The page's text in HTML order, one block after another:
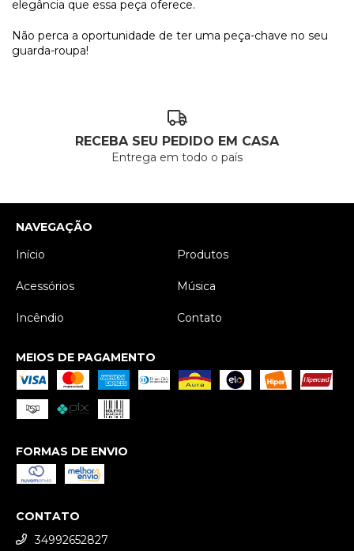
elegância que essa peça oferece.
Não perca a oportunidade de ter uma peça-chave no seu
guarda-roupa!
RECEBA SEU PEDIDO EM CASA
Entrega em todo o país
NAVEGAÇÃO
Início
Produtos
Acessórios Música
Incêndio Contato
MEIOS DE PAGAMENTO
FORMAS DE ENVIO
CONTATO
34992652827